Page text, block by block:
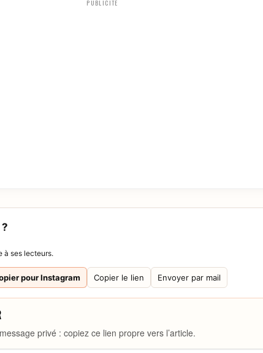
PUBLICITÉ
à ses lecteurs.
pour Instagram Copier le lien Envoyer par mail
privé : copiez ce lien propre vers l’article.